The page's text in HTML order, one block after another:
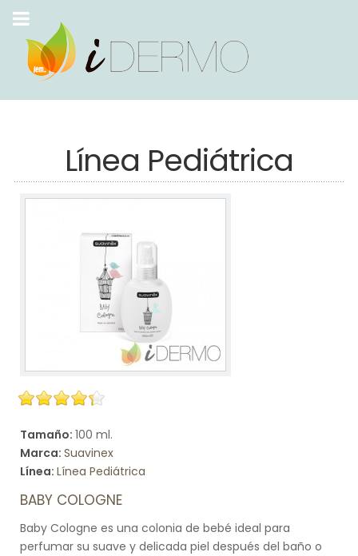
Línea Pediátrica
Tamaño: 100 ml.
Marca: Suavinex
Línea: Línea Pediátrica
BABY COLOGNE
Baby Cologne es una colonia de bebé ideal para
perfumar su suave y delicada piel después del baño o